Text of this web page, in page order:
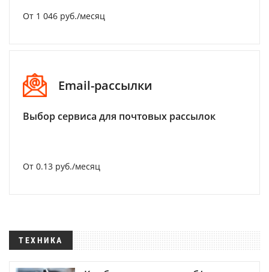
От 1 046 руб./месяц
Email-рассылки
Выбор сервиса для почтовых рассылок
От 0.13 руб./месяц
ТЕХНИКА